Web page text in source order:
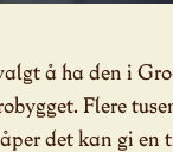
å ha den i
Flere
det kan gi en